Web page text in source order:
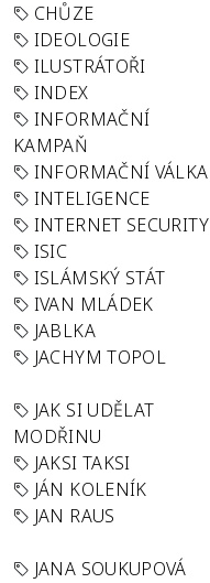
CHŮZE
IDEOLOGIE
ILUSTRÁTOŘI
INDEX
INFORMAČNÍ
KAMPAŇ
INFORMAČNÍ VÁLKA
INTELIGENCE
INTERNET SECURITY
ISIC
ISLÁMSKÝ STÁT
IVAN MLÁDEK
JABLKA
JACHYM TOPOL
JAK SI UDĚLAT
MODŘINU
JAKSI TAKSI
JÁN KOLENÍK
JAN RAUS
JANA SOUKUPOVÁ